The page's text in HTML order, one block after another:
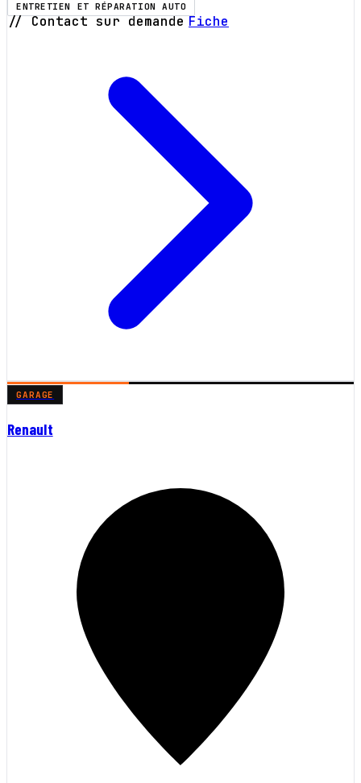
ENTRETIEN ET RÉPARATION AUTO
// Contact sur demande Fiche
GARAGE
Renault